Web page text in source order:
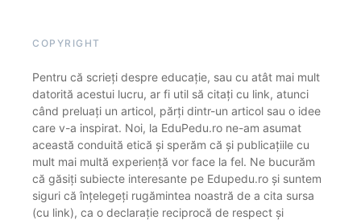
COPYRIGHT
Pentru că scrieți despre educație, sau cu atât mai mult
datorită acestui lucru, ar fi util să citați cu link, atunci
când preluați un articol, părți dintr-un articol sau o idee
care v-a inspirat. Noi, la EduPedu.ro ne-am asumat
această conduită etică și sperăm că și publicațiile cu
mult mai multă experiență vor face la fel. Ne bucurăm
că găsiți subiecte interesante pe Edupedu.ro și suntem
siguri că înțelegeți rugămintea noastră de a cita sursa
(cu link), ca o declarație reciprocă de respect și